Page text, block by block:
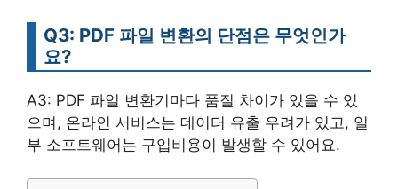
Q3: PDF 파일 변환의 단점은 무엇인가
요?
A3: PDF 파일 변환기마다 품질 차이가 있을 수 있
으며, 온라인 서비스는 데이터 유출 우려가 있고, 일
부 소프트웨어는 구입비용이 발생할 수 있어요.